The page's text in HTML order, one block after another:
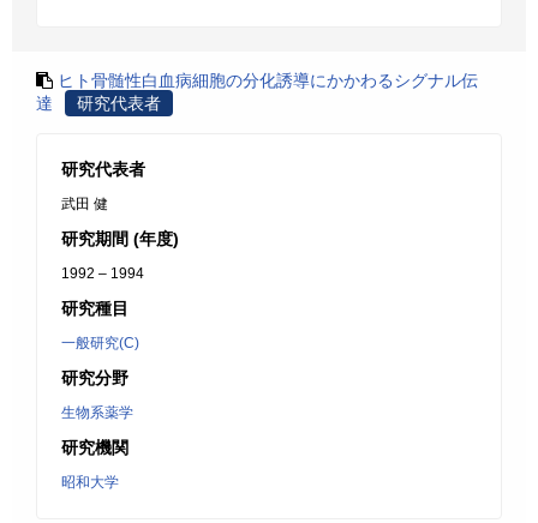
ヒト骨髄性白血病細胞の分化誘導にかかわるシグナル伝
達
研究代表者
研究代表者
武田 健
研究期間 (年度)
1992 – 1994
研究種目
一般研究(C)
研究分野
生物系薬学
研究機関
昭和大学